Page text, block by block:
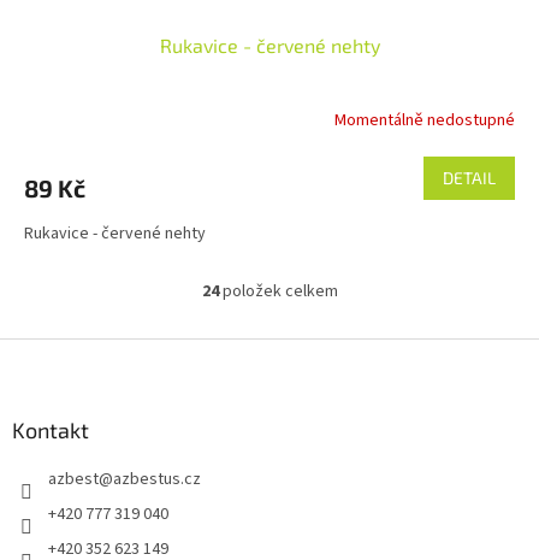
Rukavice - červené nehty
Momentálně nedostupné
89 Kč DETAIL
Rukavice - červené nehty
O
l
24položek celkem
Kontakt
azbest@azbestus.cz
+420 777 319 040
+420 352 623 149